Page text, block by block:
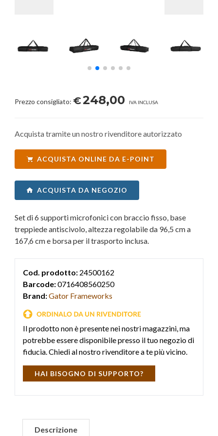
Prezzo consigliato: €248,00 IVA INCLUSA
Acquista tramite un nostro rivenditore autorizzato
ACQUISTA ONLINE DA E-POINT
ACQUISTA DA NEGOZIO
Set di 6 supporti microfonici con braccio fisso, base
treppiede antiscivolo, altezza regolabile da 96,5 cm a
167,6 cm e borsa per il trasporto inclusa.
Cod. prodotto: 24500162
Barcode:0716408560250
Brand:Gator Frameworks
Il prodotto non è presente nei nostri magazzini, ma
potrebbe essere disponibile presso il tuo negozio di
fiducia. Chiedi al nostro rivenditore a te più vicino.
HAI BISOGNO DI SUPPORTO?
Descrizione